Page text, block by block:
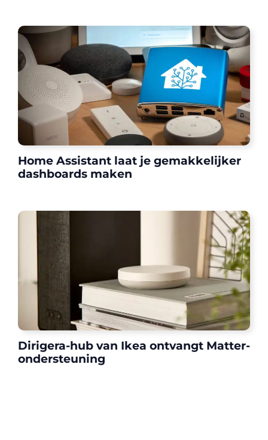
Home Assistant laat je gemakkelijker
dashboards maken
Dirigera-hub van Ikea ontvangt Matter-
ondersteuning